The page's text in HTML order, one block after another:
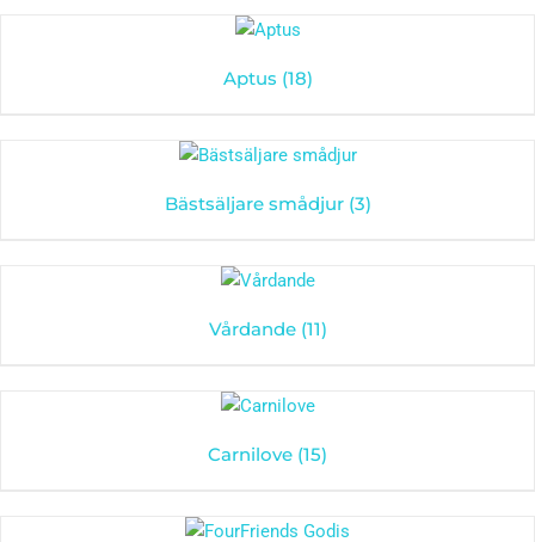
Aptus (18)
Bästsäljare smådjur (3)
Vårdande (11)
Carnilove (15)